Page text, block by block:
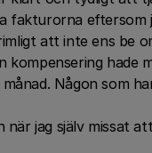
fakturorna eftersom
att inte ens be
kompensering hade
Någon som
när jag själv missat